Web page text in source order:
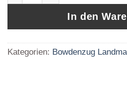
In den
Kategorien: Bowdenzug